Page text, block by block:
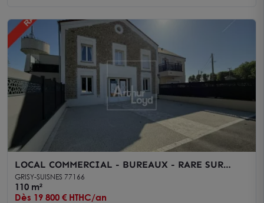
LOCAL COMMERCIAL - BUREAUX - RARE SUR
SECTEUR
GRISY-SUISNES 77166
110 m²
Dès 19 800 € HTHC/an